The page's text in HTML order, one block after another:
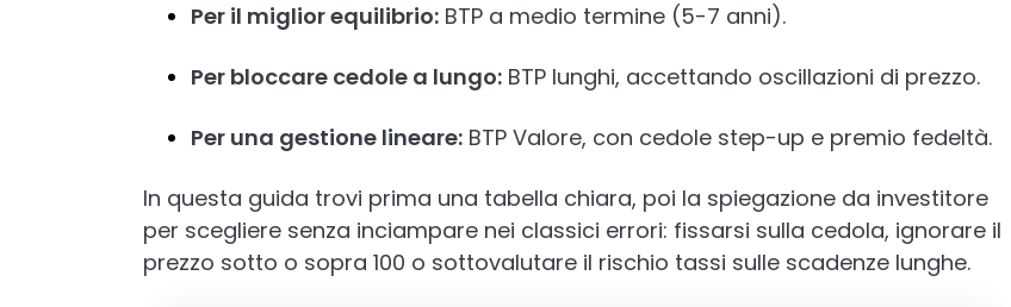
Per il miglior equilibrio: BTP a medio termine (5-7 anni).
Per bloccare cedole a lungo: BTP lunghi, accettando oscillazioni di prezzo.
Per una gestione lineare: BTP Valore, con cedole step-up e premio fedeltà.
In questa guida trovi prima una tabella chiara, poi la spiegazione da investitore
per scegliere senza inciampare nei classici errori: fissarsi sulla cedola, ignorare il
prezzo sotto o sopra 100 o sottovalutare il rischio tassi sulle scadenze lunghe.